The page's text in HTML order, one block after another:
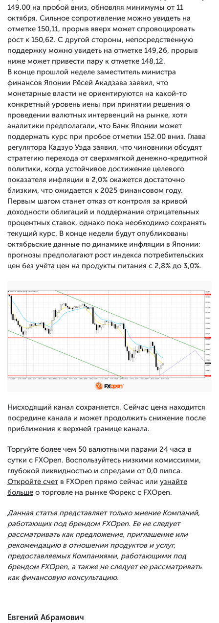
149.00 на пробой вниз, обновляя минимумы от 11
октября. Сильное сопротивление можно увидеть на
отметке 150,11, прорыв вверх может спровоцировать
рост к 150,62. С другой стороны, непосредственную
поддержку можно увидеть на отметке 149,26, прорыв
ниже может привести пару к отметке 148,12.
В конце прошлой неделе заместитель министра
финансов Японии Рёсей Акадзава заявил, что
монетарные власти не ориентируются на какой-то
конкретный уровень иены при принятии решения о
проведении валютных интервенций на рынке, хотя
аналитики предполагали, что Банк Японии может
поддержать курс при пробое отметки 152.00 вниз. Глава
регулятора Кадзуо Уэда заявил, что чиновники обсудят
стратегию перехода от сверхмягкой денежно-кредитной
политики, когда устойчивое достижение целевого
показателя инфляции в 2,0% окажется достаточно
близким, что ожидается к 2025 финансовом году.
Первым шагом станет отказ от контроля за кривой
доходности облигаций и поддержания отрицательных
процентных ставок, однако пока необходимо сохранять
текущий курс. В конце недели будут опубликованы
октябрьские данные по динамике инфляции в Японии:
прогнозы предполагают рост индекса потребительских
цен без учёта цен на продукты питания с 2,8% до 3,0%.
Нисходящий канал сохраняется. Сейчас цена находится
посредине канала и может продолжить снижение после
приближения к верхней границе канала.
Торгуйте более чем 50 валютными парами 24 часа в
сутки с FXOpen. Воспользуйтесь низкими комиссиями,
глубокой ликвидностью и спредами от 0,0 пипса.
Откройте счет в FXOpen прямо сейчас или узнайте
больше о торговле на рынке Форекс с FXOpen.
Данная статья представляет только мнение Компаний,
работающих под брендом FXOpen. Ее не следует
рассматривать как предложение, приглашение или
рекомендацию в отношении продуктов и услуг,
предоставляемых Компаниями, работающими под
брендом FXOpen, а также не следует ее рассматривать
как финансовую консультацию.
Евгений Абрамович